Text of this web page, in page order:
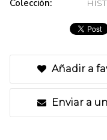
Colección:
Añadir a
Enviar a